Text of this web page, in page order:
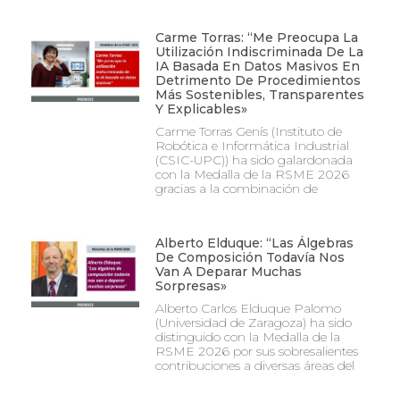
Carme Torras: “Me Preocupa La
Utilización Indiscriminada De La
IA Basada En Datos Masivos En
Detrimento De Procedimientos
Más Sostenibles, Transparentes
Y Explicables»
Carme Torras Genís (Instituto de
Robótica e Informática Industrial
(CSIC-UPC)) ha sido galardonada
con la Medalla de la RSME 2026
gracias a la combinación de
Alberto Elduque: “Las Álgebras
De Composición Todavía Nos
Van A Deparar Muchas
Sorpresas»
Alberto Carlos Elduque Palomo
(Universidad de Zaragoza) ha sido
distinguido con la Medalla de la
RSME 2026 por sus sobresalientes
contribuciones a diversas áreas del